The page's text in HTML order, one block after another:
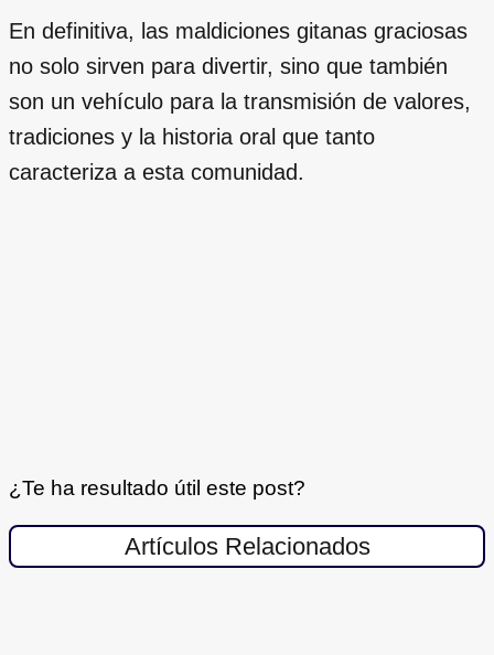
En definitiva, las maldiciones gitanas graciosas
no solo sirven para divertir, sino que también
son un vehículo para la transmisión de valores,
tradiciones y la historia oral que tanto
caracteriza a esta comunidad.
¿Te ha resultado útil este post?
Artículos Relacionados